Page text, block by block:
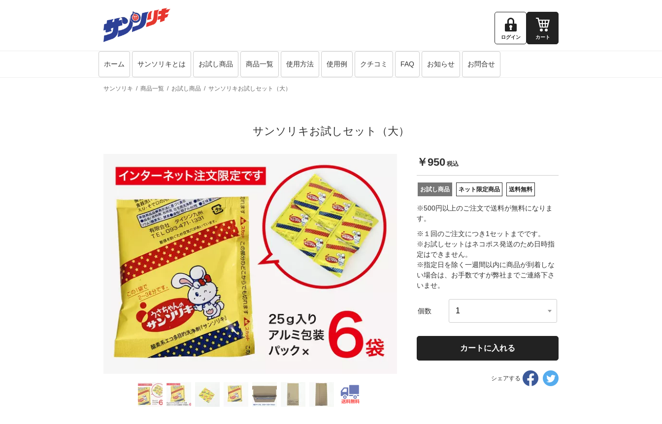
ログイン カート
ホーム サンソリキとは お試し商品 商品一覧 使用方法 使用例 クチコミ FAQ お知らせ お問合せ
サンソリキ 商品一覧 お試し商品 サンソリキお試しセット（大）
サンソリキお試しセット（大）
￥950 税込
お試し商品 ネット限定商品 送料無料
※500円以上のご注文で送料が無料になりま
す。
※１回のご注文につき1セットまでです。
※お試しセットはネコポス発送のため日時指
定はできません。
※指定日を除く一週間以内に商品が到着しな
い場合は、お手数ですが弊社までご連絡下さ
いませ。
個数
カートに入れる
シェアする Facebook
で
Twitter